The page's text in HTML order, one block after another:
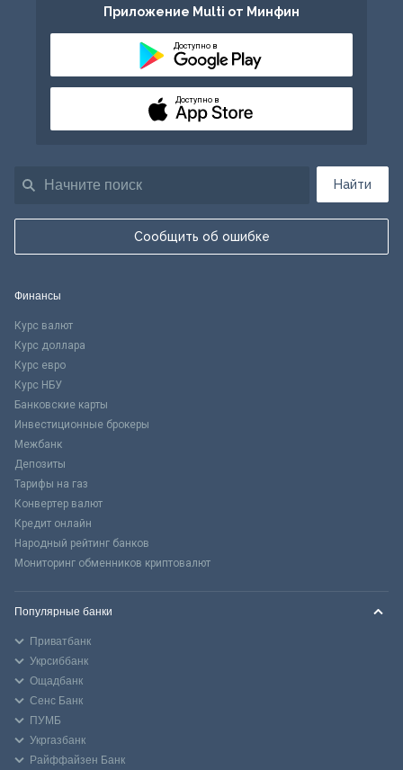
Найти
Сообщить об ошибке
Приложение Multi от Минфин
Доступно в
Доступно в
Финансы
Курс валют
Курс доллара
Курс евро
Курс НБУ
Банковские карты
Инвестиционные брокеры
Межбанк
Депозиты
Тарифы на газ
Конвертер валют
Кредит онлайн
Народный рейтинг банков
Мониторинг обменников криптовалют
Популярные банки
Приватбанк
Укрсиббанк
Ощадбанк
Сенс Банк
ПУМБ
Укргазбанк
Райффайзен Банк